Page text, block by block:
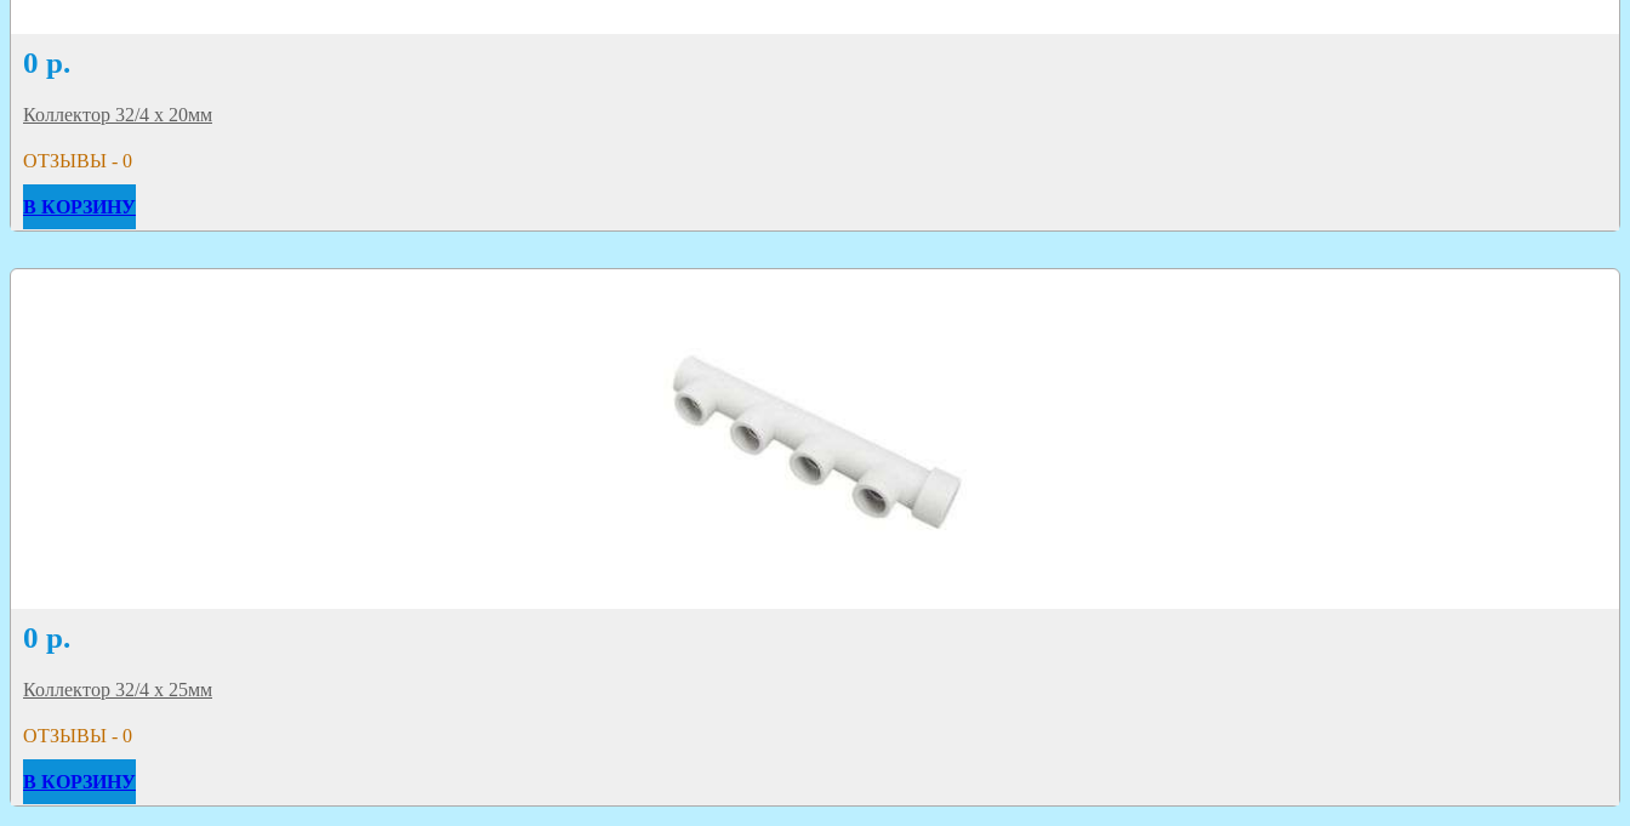
0 р.
Коллектор 32/4 х 20мм
ОТЗЫВЫ - 0
В КОРЗИНУ
0 р.
Коллектор 32/4 х 25мм
ОТЗЫВЫ - 0
В КОРЗИНУ